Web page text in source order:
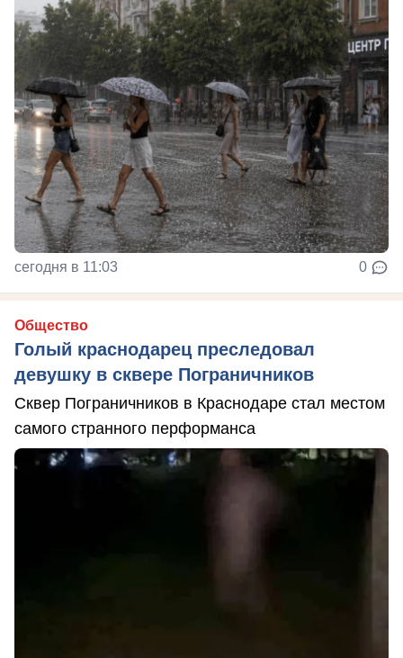
сегодня в 11:03 0
Общество
Голый краснодарец преследовал
девушку в сквере Пограничников
Сквер Пограничников в Краснодаре стал местом
самого странного перформанса